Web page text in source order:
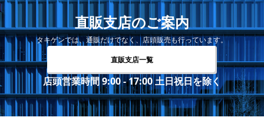
直販支店のご案内
タキゲンでは、通販だけでなく、店頭販売も行っています。
直販支店一覧
店頭営業時間 9:00 - 17:00 土日祝日を除く